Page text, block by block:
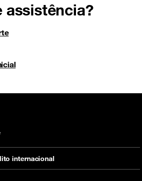
assistência?
internacional